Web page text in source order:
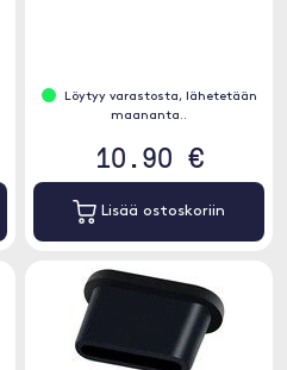
Löytyy varastosta, lähetetään
maananta..
10.90 €
Lisää ostoskoriin